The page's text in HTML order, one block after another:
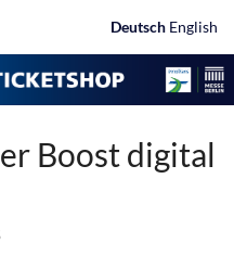
Deutsch English
Boost digital